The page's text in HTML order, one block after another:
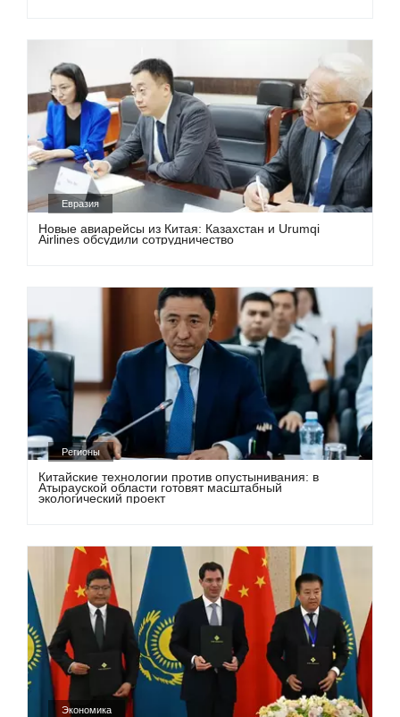
Евразия
Новые авиарейсы из Китая: Казахстан и Urumqi
Airlines обсудили сотрудничество
Регионы
Китайские технологии против опустынивания: в
Атырауской области готовят масштабный
экологический проект
Экономика